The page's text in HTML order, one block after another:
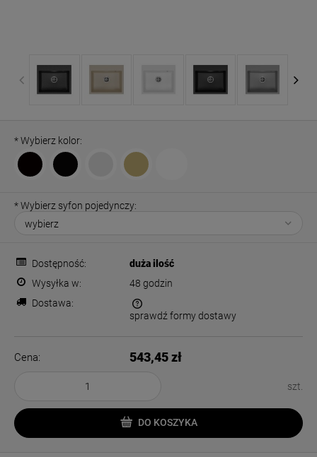
*Wybierz kolor:
*Wybierz syfon pojedynczy:
Dostępność:
duża ilość
Wysyłka w:
48 godzin
Dostawa:
Cena nie zawiera ewentualnych kosztów płatności
sprawdź formy dostawy
Cena: 543,45 zł
szt.
DO KOSZYKA